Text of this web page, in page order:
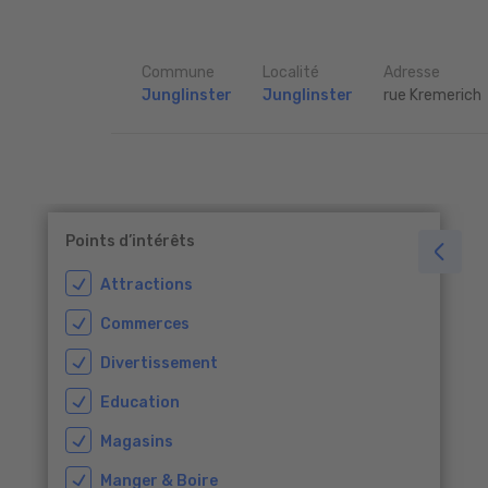
Commune
Junglinster
Localité
Junglinster
Adresse
rue Kremerich
Points d’intérêts
Attractions
Commerces
Divertissement
Education
Magasins
Manger & Boire